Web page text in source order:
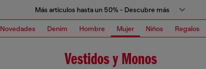
Más artículos hasta un 50% - Descubre más
Novedades Denim Hombre Mujer Niños Regalos
Vestidos y Monos